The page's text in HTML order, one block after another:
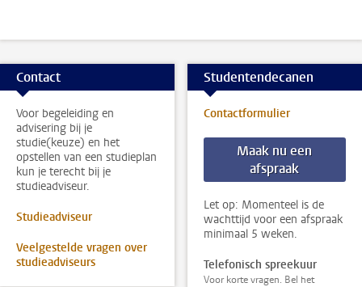
Contact
Voor begeleiding en
advisering bij je
studie(keuze) en het
opstellen van een studieplan
kun je terecht bij je
studieadviseur.
Studieadviseur
Veelgestelde vragen over
studieadviseurs
Studentendecanen
Contactformulier
Maak nu een
afspraak
Let op: Momenteel is de
wachttijd voor een afspraak
minimaal 5 weken.
Telefonisch spreekuur
Voor korte vragen. Bel het